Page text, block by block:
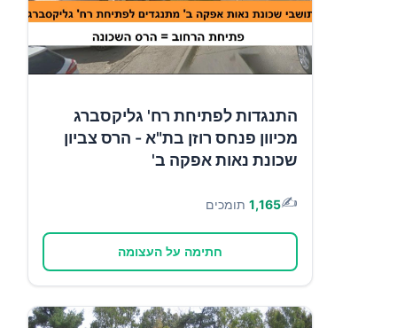
התנגדות לפתיחת רח' גליקסברג
מכיוון פנחס רוזן בת"א - הרס צביון
שכונת נאות אפקה ב'
✍️
1,165 תומכים
חתימה על העצומה